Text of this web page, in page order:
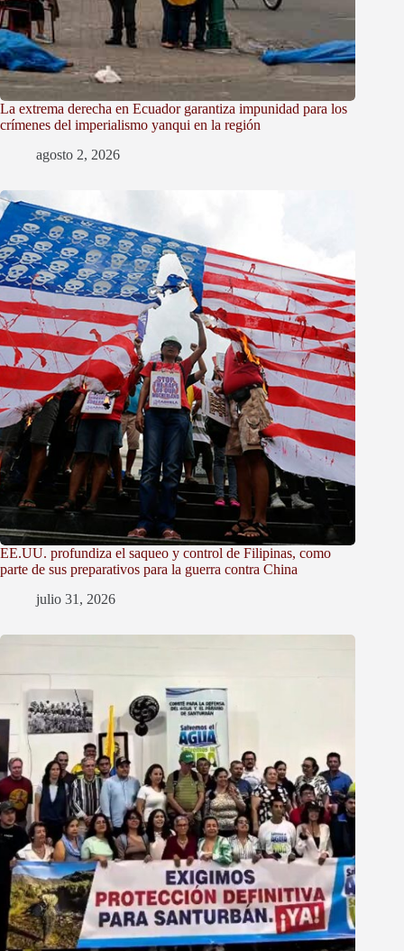
La extrema derecha en Ecuador garantiza impunidad para los
crímenes del imperialismo yanqui en la región
agosto 2, 2026
EE.UU. profundiza el saqueo y control de Filipinas, como
parte de sus preparativos para la guerra contra China
julio 31, 2026